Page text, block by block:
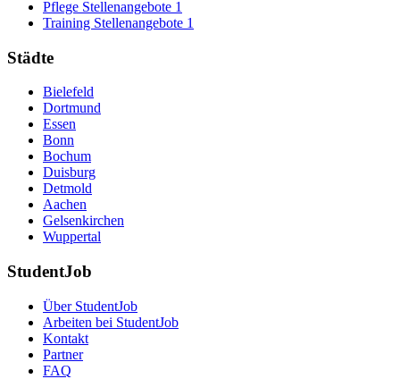
Pflege Stellenangebote 1
Training Stellenangebote 1
Städte
Bielefeld
Dortmund
Essen
Bonn
Bochum
Duisburg
Detmold
Aachen
Gelsenkirchen
Wuppertal
StudentJob
Über StudentJob
Arbeiten bei StudentJob
Kontakt
Partner
FAQ